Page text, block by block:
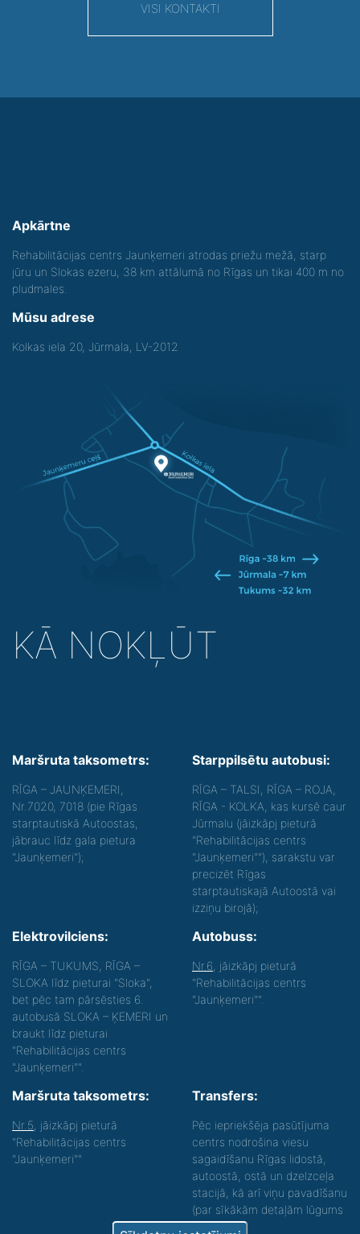
VISI KONTAKTI
Apkārtne
Rehabilitācijas centrs Jaunķemeri atrodas priežu mežā, starp
jūru un Slokas ezeru, 38 km attālumā no Rīgas un tikai 400 m no
pludmales.
Mūsu adrese
Kolkas iela 20, Jūrmala, LV-2012
KĀ NOKĻŪT
Maršruta taksometrs:
RĪGA – JAUNĶEMERI,
Nr.7020, 7018 (pie Rīgas
starptautiskā Autoostas,
jābrauc līdz gala pietura
"Jaunķemeri");
Starppilsētu autobusi:
RĪGA – TALSI, RĪGA – ROJA,
RĪGA - KOLKA, kas kursē caur
Jūrmalu (jāizkāpj pieturā
"Rehabilitācijas centrs
"Jaunķemeri""), sarakstu var
precizēt Rīgas
starptautiskajā Autoostā vai
izziņu birojā);
Elektrovilciens:
RĪGA – TUKUMS, RĪGA –
SLOKA līdz pieturai "Sloka",
bet pēc tam pārsēsties 6.
autobusā SLOKA – ĶEMERI un
braukt līdz pieturai
"Rehabilitācijas centrs
"Jaunķemeri"".
Autobuss:
Nr.6 , jāizkāpj pieturā
"Rehabilitācijas centrs
"Jaunķemeri"".
Maršruta taksometrs:
Nr.5 , jāizkāpj pieturā
"Rehabilitācijas centrs
"Jaunķemeri""
Transfers:
Pēc iepriekšēja pasūtījuma
centrs nodrošina viesu
sagaidīšanu Rīgas lidostā,
autoostā, ostā un dzelzceļa
stacijā, kā arī viņu pavadīšanu
(par sīkākām detaļām lūgums
zvanīt).